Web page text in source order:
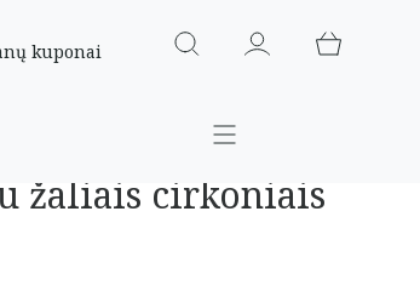
kuponai
žaliais cirkoniais